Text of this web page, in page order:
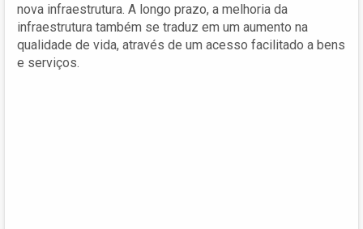
nova infraestrutura. A longo prazo, a melhoria da
infraestrutura também se traduz em um aumento na
qualidade de vida, através de um acesso facilitado a bens
e serviços.